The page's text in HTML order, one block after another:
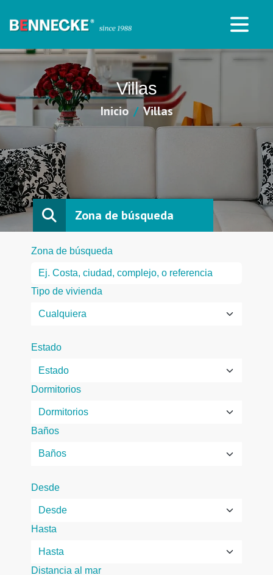
Villas
Inicio Villas
Zona de búsqueda
Zona de búsqueda
Tipo de vivienda
Estado
Dormitorios
Baños
Desde
Hasta
Distancia al mar